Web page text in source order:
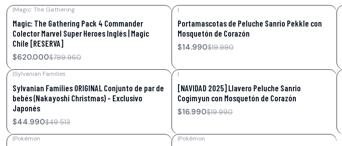
|Magic: The Gathering
Magic: The Gathering Pack 4 Commander
Colector Marvel Super Heroes Inglés | Magic
Chile [RESERVA]
$620.000$799.960
|
Portamascotas de Peluche Sanrio Pekkle con
Mosquetón de Corazón
$14.990$19.990
|Sylvanian Families
Sylvanian Families ORIGINAL Conjunto de par de
bebés (Nakayoshi Christmas) - Exclusivo
Japonés
$44.990$49.513
|
[NAVIDAD 2025] Llavero Peluche Sanrio
Cogimyun con Mosquetón de Corazón
$16.990$19.990
|Pokémon |Pokémon